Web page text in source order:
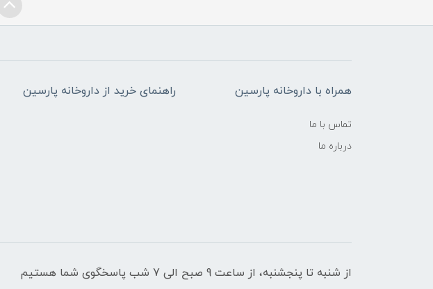
همراه با داروخانه پارسین
تماس با ما
درباره ما
راهنمای خرید از داروخانه پارسین
از شنبه تا پنجشنبه، از ساعت 9 صبح الی 7 شب پاسخگوی شما هستیم